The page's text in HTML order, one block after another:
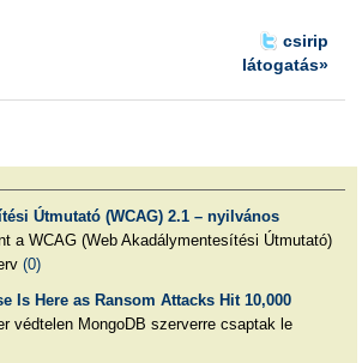
csirip
látogatás»
Útmutató (WCAG) 2.1 – nyilvános
a WCAG (Web Akadálymentesítési Útmutató)
(0)
Is Here as Ransom Attacks Hit 10,000
védtelen MongoDB szerverre csaptak le